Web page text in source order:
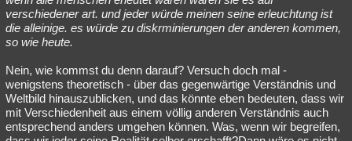
verschiedener art. und jeder würde meinen seine erleuchtung ist
die alleinige. es würde zu diskrminierungen der anderen kommen,
so wie heute.
Nein, wie kommst du denn darauf? Versuch doch mal -
wenigstens theoretisch - über das gegenwärtige Verständnis und
Weltbild hinauszublicken, und das könnte eben bedeuten, dass wir
mit Verschiedenheit aus einem völlig anderen Verständnis auch
entsprechend anders umgehen können. Was, wenn wir begreifen,